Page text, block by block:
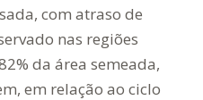
com atraso de
nas regiões
da área semeada,
em relação ao ciclo